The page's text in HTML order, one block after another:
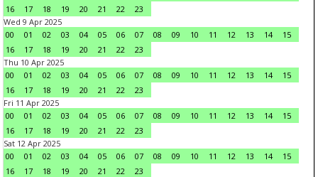
16
17 18 19 20 21 22
23
Wed 9 Apr 2025
00
01 02 03 04 05 06 07 08 09 10 11 12 13 14
15
16
17 18 19 20 21 22
23
Thu 10 Apr 2025
00
01 02 03 04 05 06 07 08 09 10 11 12 13 14
15
16
17 18 19 20 21 22
23
Fri 11 Apr 2025
00
01 02 03 04 05 06 07 08 09 10 11 12 13 14
15
16
17 18 19 20 21 22
23
Sat 12 Apr 2025
00
01 02 03 04 05 06 07 08 09 10 11 12 13 14
15
16
17 18 19 20 21 22
23